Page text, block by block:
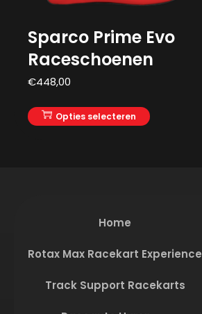
Sparco Prime Evo
Raceschoenen
€448,00
Opties selecteren
Home
Rotax Max Racekart Experience
Track Support Racekarts